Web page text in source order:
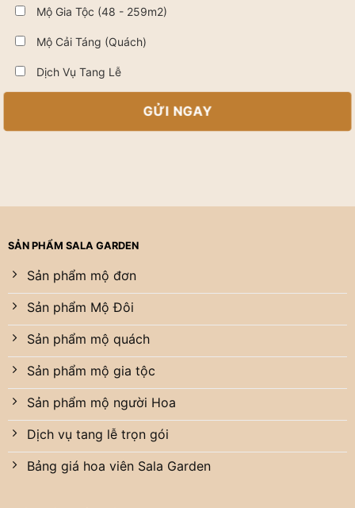
Mộ Gia Tộc (48 - 259m2)
Mộ Cải Táng (Quách)
Dịch Vụ Tang Lễ
SẢN PHẨM SALA GARDEN
Sản phẩm mộ đơn
Sản phẩm Mộ Đôi
Sản phẩm mộ quách
Sản phẩm mộ gia tộc
Sản phẩm mộ người Hoa
Dịch vụ tang lễ trọn gói
Bảng giá hoa viên Sala Garden